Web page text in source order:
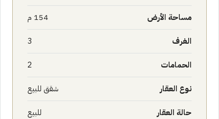
مساحة الأرض 154 م
الغرف 3
الحمامات 2
نوع العقار شقق للبيع
حالة العقار للبيع